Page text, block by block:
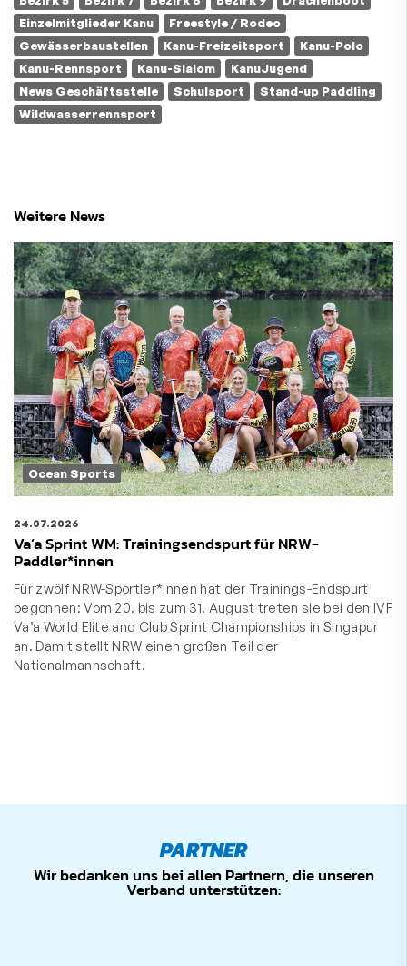
Einzelmitglieder Kanu
Freestyle / Rodeo
Gewässerbaustellen
Kanu-Freizeitsport
Kanu-Polo
Kanu-Rennsport
Kanu-Slalom
KanuJugend
News Geschäftsstelle
Schulsport
Stand-up Paddling
Wildwasserrennsport
Weitere News
Ocean Sports
24.07.2026
Va’a Sprint WM: Trainingsendspurt für NRW-
Paddler*innen
Für zwölf NRW-Sportler*innen hat der Trainings-Endspurt
begonnen: Vom 20. bis zum 31. August treten sie bei den IVF
Va’a World Elite and Club Sprint Championships in Singapur
an. Damit stellt NRW einen großen Teil der
Nationalmannschaft.
PARTNER
Wir bedanken uns bei allen Partnern, die unseren
Verband unterstützen: